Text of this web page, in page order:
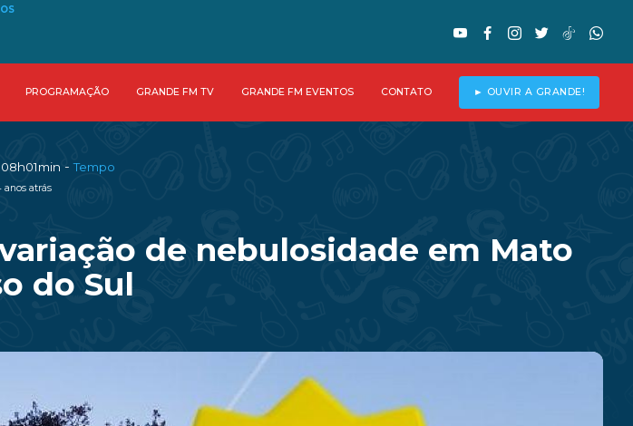
PROGRAMAÇÃO GRANDE FM TV GRANDE FM EVENTOS CONTATO ► OUVIR A GRANDE!
-Tempo
anos atrás
de nebulosidade em Mato
do Sul